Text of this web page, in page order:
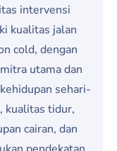
intervensi
kualitas jalan
cold, dengan
utama dan
sehari-
kualitas tidur,
cairan, dan